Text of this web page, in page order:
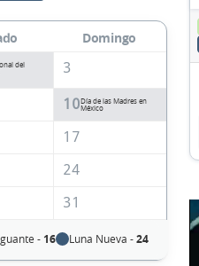
Domingo
del
3
10Día de las Madres en
México
17
24
31
- 16 Luna Nueva -24